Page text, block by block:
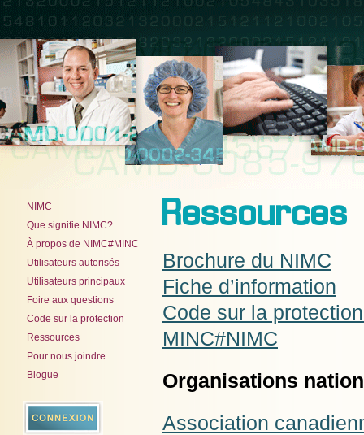
NIMC
Que signifie NIMC?
À propos de NIMC#MINC
Utilisateurs autorisés
Utilisateurs principaux
Foire aux questions
Code sur la protection
Ressources
Pour nous joindre
Blogue
Ressources
Brochure du NIMC
Fiche d’information
Code sur la
MINC#NIMC
Organisations
Association